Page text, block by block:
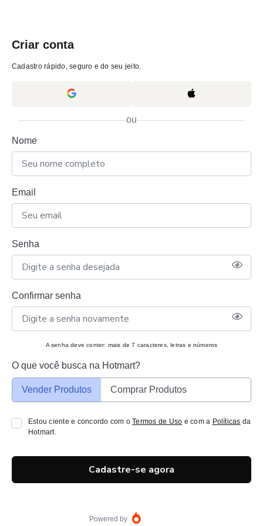
Criar conta
Cadastro rápido, seguro e do seu jeito.
ou
Nome
Email
Senha
Confirmar senha
A senha deve conter: mais de 7 caracteres, letras e números
O que você busca na Hotmart?
Vender Produtos Comprar Produtos
Estou ciente e concordo com oTermos de Uso e com a Políticas da
Hotmart.
Cadastre-se agora
Powered by